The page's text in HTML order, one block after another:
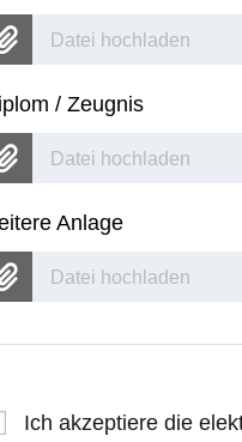
Datei hochladen
/ Zeugnis
Datei hochladen
Anlage
Datei hochladen
Ich akzeptiere die